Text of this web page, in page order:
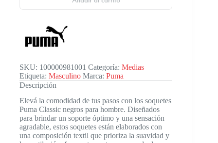
SKU: 100000981001 Categoría: Medias
Etiqueta: Masculino Marca: Puma
Descripción
Elevá la comodidad de tus pasos con los soquetes
Puma Classic negros para hombre. Diseñados
para brindar un soporte óptimo y una sensación
agradable, estos soquetes están elaborados con
una composición textil que prioriza la suavidad y